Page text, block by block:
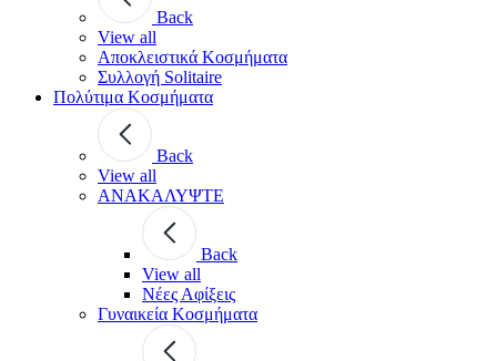
Back
View all
Αποκλειστικά Κοσμήματα
Συλλογή Solitaire
Πολύτιμα Κοσμήματα
Back
View all
ΑΝΑΚΑΛΥΨΤΕ
Back
View all
Νέες Αφίξεις
Γυναικεία Κοσμήματα